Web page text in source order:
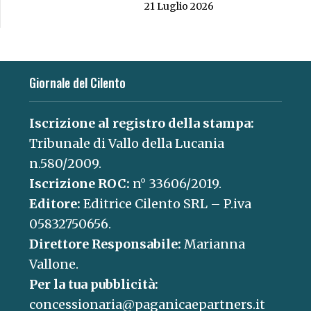
21 Luglio 2026
Giornale del Cilento
Iscrizione al registro della stampa:
Tribunale di Vallo della Lucania
n.580/2009.
Iscrizione ROC: n° 33606/2019.
Editore: Editrice Cilento SRL – P.iva
05832750656.
Direttore Responsabile: Marianna
Vallone.
Per la tua pubblicità:
concessionaria@paganicaepartners.it